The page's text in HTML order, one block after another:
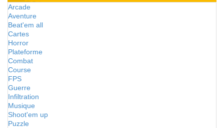
Arcade
Aventure
Beat'em all
Cartes
Horror
Plateforme
Combat
Course
FPS
Guerre
Infiltration
Musique
Shoot'em up
Puzzle